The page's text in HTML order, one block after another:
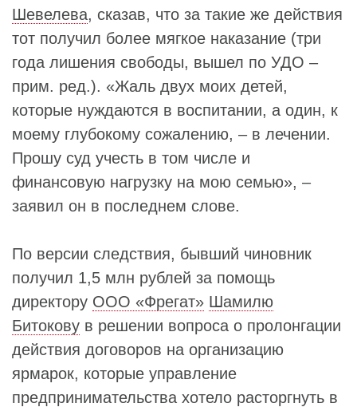
Шевелева, сказав, что за такие же действия
тот получил более мягкое наказание (три
года лишения свободы, вышел по УДО –
прим. ред.). «Жаль двух моих детей,
которые нуждаются в воспитании, а один, к
моему глубокому сожалению, – в лечении.
Прошу суд учесть в том числе и
финансовую нагрузку на мою семью», –
заявил он в последнем слове.
По версии следствия, бывший чиновник
получил 1,5 млн рублей за помощь
директору ООО «Фрегат» Шамилю
Битокову в решении вопроса о пролонгации
действия договоров на организацию
ярмарок, которые управление
предпринимательства хотело расторгнуть в